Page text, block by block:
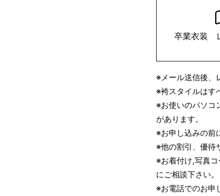
卒業衣装
※メール送信後、
※袴スタイルはす
※お使いのパソコ
があります。
※お申し込みの前
※他の割引、優待
※お着付け,写真
にご相談下さい。
※お電話でのお申